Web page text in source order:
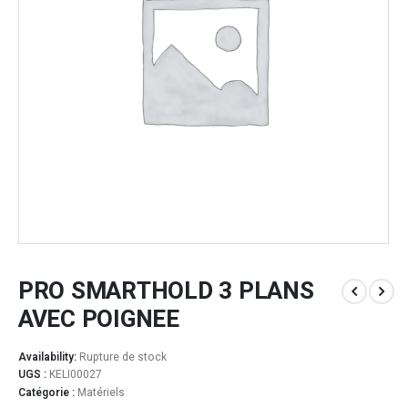
PRO SMARTHOLD 3 PLANS
AVEC POIGNEE
Availability: Rupture de stock
UGS : KELI00027
Catégorie : Matériels